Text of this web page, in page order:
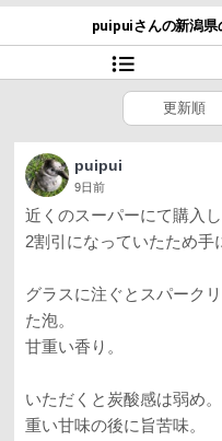
puipuiさんの新潟県
更新順
puipui
9日前
近くのスーパーにて購入し
2割引になっていたため手
グラスに注ぐとスパーク
た泡。
甘重い香り。
いただくと炭酸感は弱め。
重い甘味の後に旨苦味。